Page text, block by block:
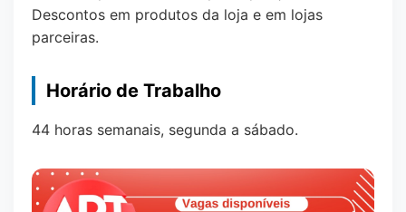
Descontos em produtos da loja e em lojas
parceiras.
Horário de Trabalho
44 horas semanais, segunda a sábado.